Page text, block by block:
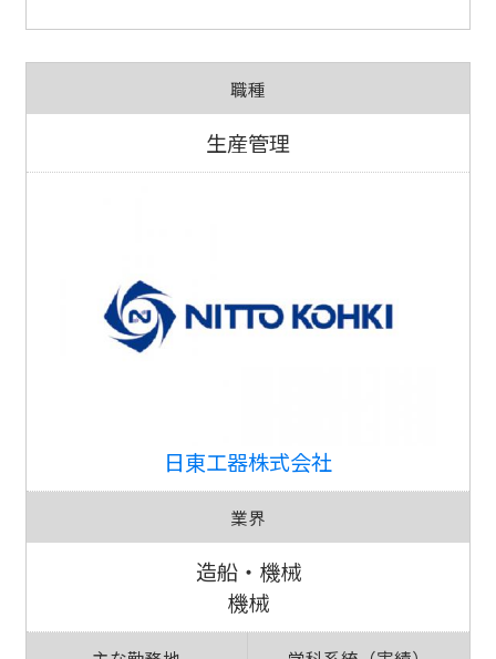
職種
生産管理
日東工器株式会社
業界
造船・機械
機械